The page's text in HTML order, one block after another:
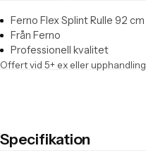
Ferno Flex Splint Rulle 92 cm
Från Ferno
Professionell kvalitet
Offert vid 5+ ex eller upphandling
Specifikation